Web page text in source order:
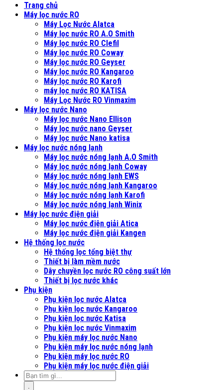
Trang chủ
Máy lọc nước RO
Máy Lọc Nước Alatca
Máy lọc nước RO A.O Smith
Máy lọc nước RO Clefil
Máy lọc nước RO Coway
Máy lọc nước RO Geyser
Máy lọc nước RO Kangaroo
Máy lọc nước RO Karofi
máy lọc nước RO KATISA
Máy Lọc Nước RO Vinmaxim
Máy lọc nước Nano
Máy lọc nước Nano Ellison
Máy lọc nước nano Geyser
Máy lọc nước Nano katisa
Máy lọc nước nóng lạnh
Máy lọc nước nóng lạnh A.O Smith
Máy lọc nước nóng lạnh Coway
Máy lọc nước nóng lạnh EWS
Máy lọc nước nóng lạnh Kangaroo
Máy lọc nước nóng lạnh Karofi
Máy lọc nước nóng lạnh Winix
Máy lọc nước điện giải
Máy lọc nước điện giải Atica
Máy lọc nước điện giải Kangen
Hệ thống lọc nước
Hệ thống lọc tổng biệt thự
Thiết bị làm mềm nước
Dây chuyền lọc nước RO công suất lớn
Thiết bị lọc nước khác
Phụ kiện
Phụ kiện lọc nước Alatca
Phụ kiện lọc nước Kangaroo
Phụ kiện lọc nước Katisa
Phụ kiện lọc nước Vinmaxim
Phụ kiện máy lọc nước Nano
Phụ kiện máy lọc nước nóng lạnh
Phụ kiện máy lọc nước RO
Phụ kiện máy lọc nước điện giải
.